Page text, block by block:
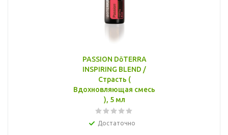
PASSION DōTERRA
INSPIRING BLEND /
Страсть (
Вдохновляющая смесь
), 5 мл
Достаточно